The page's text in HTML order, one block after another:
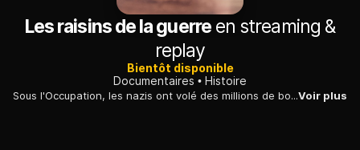
Les raisins de la guerreen streaming &
replay
Bientôt disponible
Documentaires
Histoire
Sous l'Occupation, les nazis ont volé des millions de bouteilles de grands vins français, mais certains producteurs ont réussi à sauver une partie de ce trésor national.Voir plus